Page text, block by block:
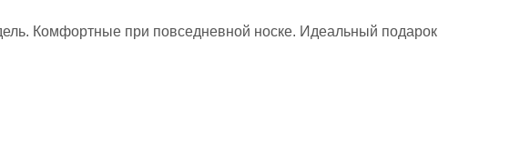
Комфортные при повседневной носке. Идеальный подарок